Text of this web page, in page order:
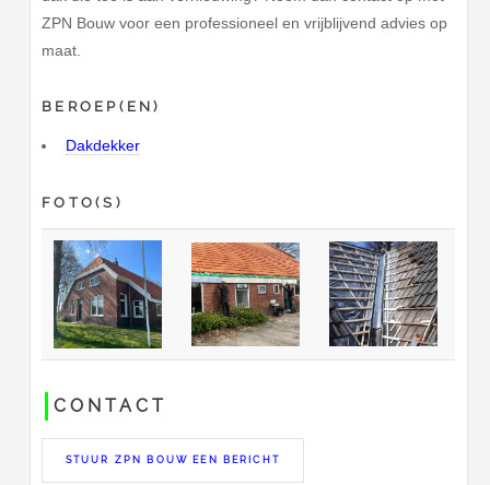
ZPN Bouw voor een professioneel en vrijblijvend advies op
maat.
BEROEP(EN)
Dakdekker
FOTO(S)
CONTACT
STUUR ZPN BOUW EEN BERICHT